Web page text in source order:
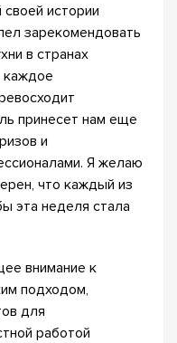
истории
зарекомендовать
в странах
каждое
принесет нам еще
и
Я желаю
что каждый из
эта неделя стала
внимание к
подходом,
для
работой